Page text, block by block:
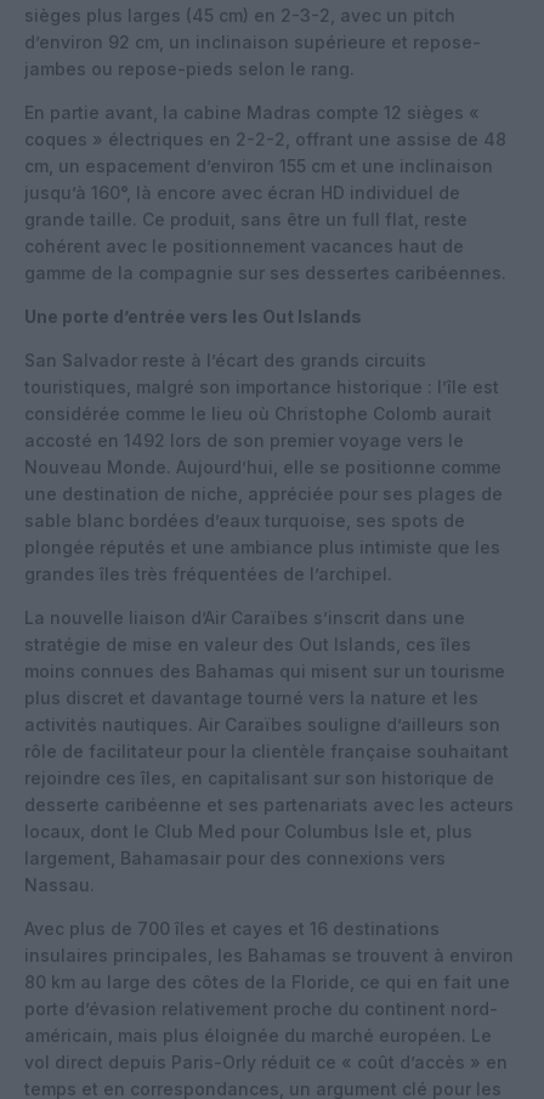
sièges plus larges (45 cm) en 2-3-2, avec un pitch
d’environ 92 cm, un inclinaison supérieure et repose-
jambes ou repose-pieds selon le rang.
En partie avant, la cabine Madras compte 12 sièges «
coques » électriques en 2-2-2, offrant une assise de 48
cm, un espacement d’environ 155 cm et une inclinaison
jusqu’à 160°, là encore avec écran HD individuel de
grande taille. Ce produit, sans être un full flat, reste
cohérent avec le positionnement vacances haut de
gamme de la compagnie sur ses dessertes caribéennes.
Une porte d’entrée vers les Out Islands
San Salvador reste à l’écart des grands circuits
touristiques, malgré son importance historique : l’île est
considérée comme le lieu où Christophe Colomb aurait
accosté en 1492 lors de son premier voyage vers le
Nouveau Monde. Aujourd’hui, elle se positionne comme
une destination de niche, appréciée pour ses plages de
sable blanc bordées d’eaux turquoise, ses spots de
plongée réputés et une ambiance plus intimiste que les
grandes îles très fréquentées de l’archipel.
La nouvelle liaison d’Air Caraïbes s’inscrit dans une
stratégie de mise en valeur des Out Islands, ces îles
moins connues des Bahamas qui misent sur un tourisme
plus discret et davantage tourné vers la nature et les
activités nautiques. Air Caraïbes souligne d’ailleurs son
rôle de facilitateur pour la clientèle française souhaitant
rejoindre ces îles, en capitalisant sur son historique de
desserte caribéenne et ses partenariats avec les acteurs
locaux, dont le Club Med pour Columbus Isle et, plus
largement, Bahamasair pour des connexions vers
Nassau.
Avec plus de 700 îles et cayes et 16 destinations
insulaires principales, les Bahamas se trouvent à environ
80 km au large des côtes de la Floride, ce qui en fait une
porte d’évasion relativement proche du continent nord-
américain, mais plus éloignée du marché européen. Le
vol direct depuis Paris-Orly réduit ce « coût d’accès » en
temps et en correspondances, un argument clé pour les